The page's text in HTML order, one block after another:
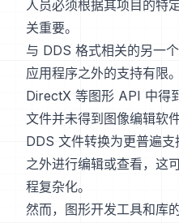
人员必须根据其项目的特
关重要。
与 DDS 格式相关的另一
应用程序之外的支持有限
DirectX 等图形 API 中得
文件并未得到图像编辑软
DDS 文件转换为更普遍
之外进行编辑或查看，这
程复杂化。
然而，图形开发工具和库